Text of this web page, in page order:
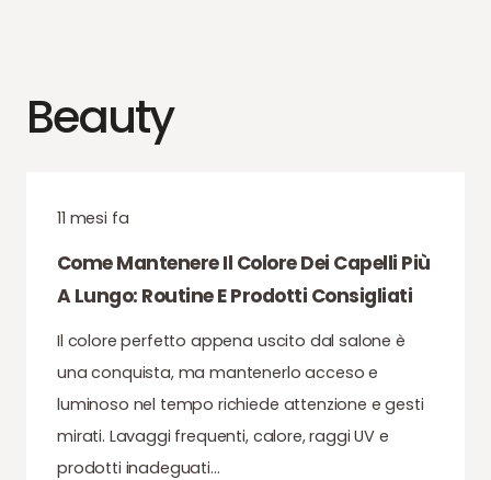
Beauty
11 mesi fa
Come Mantenere Il Colore Dei Capelli Più
A Lungo: Routine E Prodotti Consigliati
Il colore perfetto appena uscito dal salone è
una conquista, ma mantenerlo acceso e
luminoso nel tempo richiede attenzione e gesti
mirati. Lavaggi frequenti, calore, raggi UV e
prodotti inadeguati…